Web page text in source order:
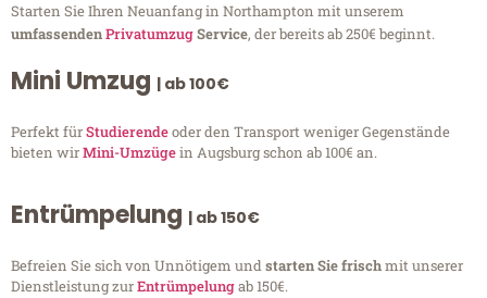
Starten Sie Ihren Neuanfang in Northampton mit unserem
umfassendenPrivatumzugService, der bereits ab 250€ beginnt.
Mini Umzug | ab 100€
Perfekt fürStudierendeoder den Transport weniger Gegenstände
bieten wirMini-Umzügein Augsburg schon ab 100€ an.
Entrümpelung | ab 150€
Befreien Sie sich von Unnötigem undstarten Sie frischmit unserer
Dienstleistung zurEntrümpelungab 150€.